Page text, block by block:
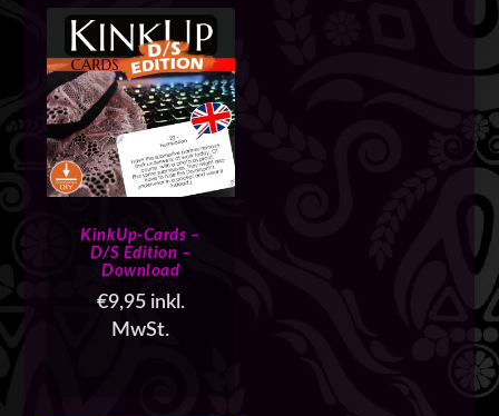
KinkUp-Cards –
D/S Edition –
Download
€9,95 inkl.
MwSt.